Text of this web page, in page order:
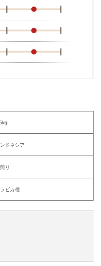
ドネシア
り
ビカ種